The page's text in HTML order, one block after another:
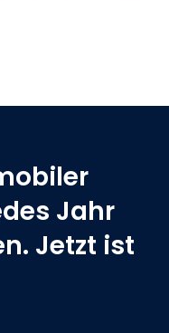
Jahr
Jetzt ist